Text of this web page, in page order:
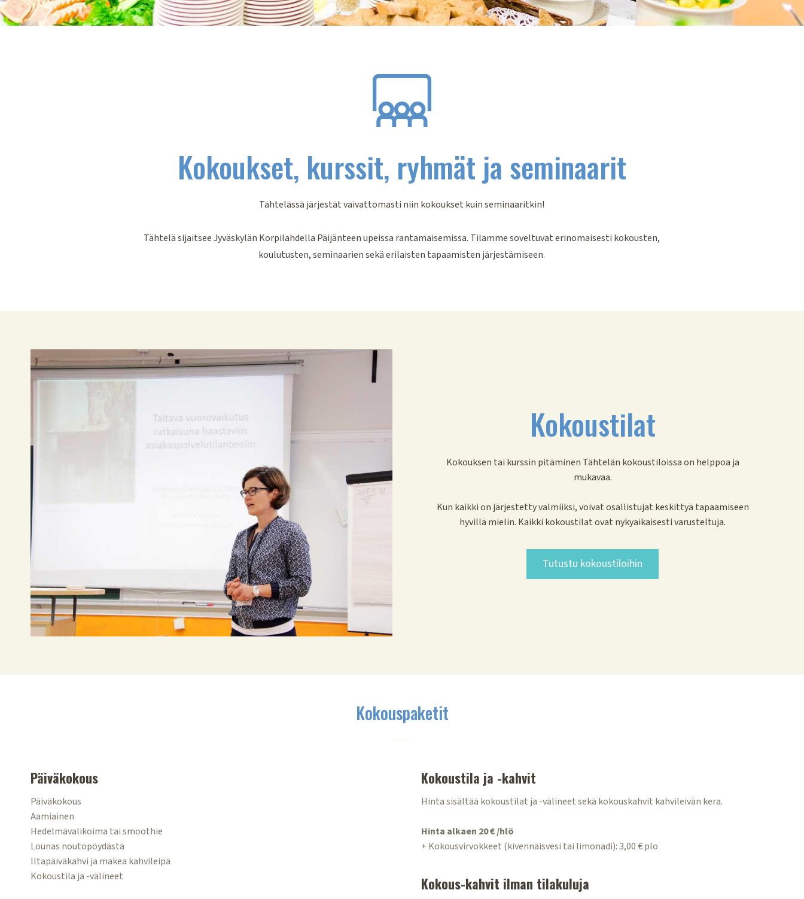
Kokoukset, kurssit, ryhmät ja seminaarit
Tähtelässä järjestät vaivattomasti niin kokoukset kuin seminaaritkin!
Tähtelä sijaitsee Jyväskylän Korpilahdella Päijänteen upeissa rantamaisemissa. Tilamme soveltuvat erinomaisesti kokousten,
koulutusten, seminaarien sekä erilaisten tapaamisten järjestämiseen.
Kokoustilat
Kokouksen tai kurssin pitäminen Tähtelän kokoustiloissa on helppoa ja
mukavaa.
Kun kaikki on järjestetty valmiiksi, voivat osallistujat keskittyä tapaamiseen
hyvillä mielin. Kaikki kokoustilat ovat nykyaikaisesti varusteltuja.
Tutustu kokoustiloihin
Kokouspaketit
Päiväkokous
Päiväkokous
Aamiainen
Hedelmävalikoima tai smoothie
Lounas noutopöydästä
Iltapäiväkahvi ja makea kahvileipä
Kokoustila ja -välineet
Kokoustila ja -kahvit
Hinta sisältää kokoustilat ja -välineet sekä kokouskahvit kahvileivän kera.
Hinta alkaen 20 € /hlö
+ Kokousvirvokkeet (kivennäisvesi tai limonadi): 3,00 € plo
Kokous-kahvit ilman tilakuluja